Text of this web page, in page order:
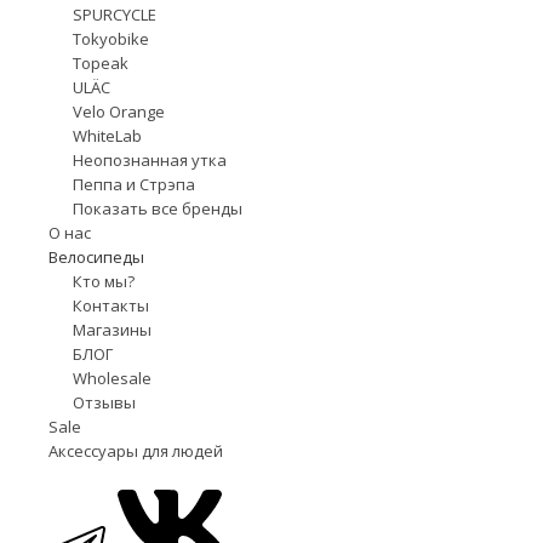
SPURCYCLE
Tokyobike
Topeak
ULÄC
Velo Orange
WhiteLab
Неопознанная утка
Пеппа и Стрэпа
Показать все бренды
О нас
Велосипеды
Кто мы?
Контакты
Магазины
БЛОГ
Wholesale
Отзывы
Sale
Аксессуары для людей